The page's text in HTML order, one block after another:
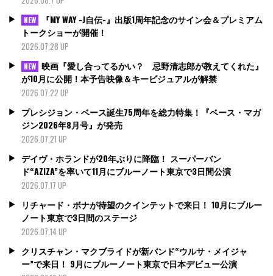
NEW
『MY WAY -J自伝-』出版1周年記念のサイン会＆プレミアム
トークショーが開催！
2026.07.28 UP
NEW 映画『愛し合ってるかい？ 忌野清志郎が教えてくれた』
が10月に公開！本予告映像＆キービジュアルが解禁
2026.07.22 UP
プレシジョン・ベース誕生75周年を総力特集！『ベース・マガ
ジン2026年8月号』が発売
2026.07.21 UP
デイヴ・ホランドが20年ぶりに降臨！ スーパーバン
ド“AZIZA”を率いて11月にブルーノート東京で3日間公演
2026.07.17 UP
リチャード・ボナが待望のクインテットで来日！ 10月にブルー
ノート東京で3日間のステージ
2026.07.14 UP
クリスチャン・マクブライドが新バンド“ウルサ・メイジャ
ー”で来日！ 9月にブルーノート東京で日本デビュー公演